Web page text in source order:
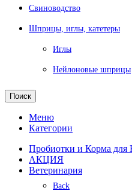
Свиноводство
Шприцы, иглы, катетеры
Иглы
Нейлоновые шприцы
Поиск
Меню
Категории
Пробиотки и Корма
АКЦИЯ
Ветеринария
Back